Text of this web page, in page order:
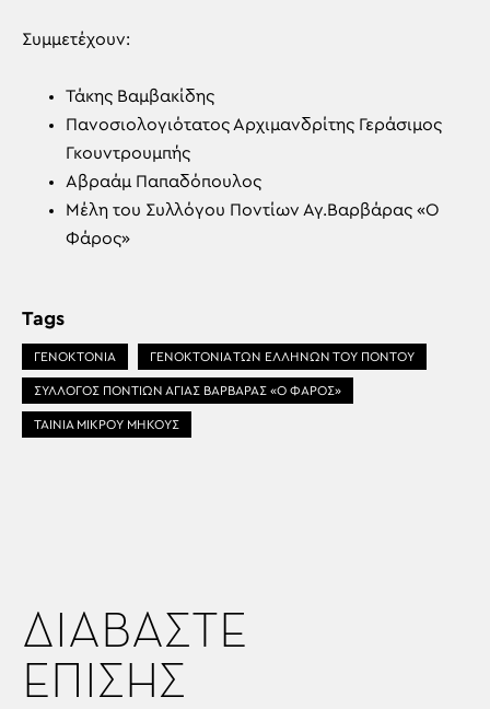
Συμμετέχουν:
Τάκης Βαμβακίδης
Πανοσιολογιότατος Αρχιμανδρίτης Γεράσιμος
Γκουντρουμπής
Αβραάμ Παπαδόπουλος
Μέλη του Συλλόγου Ποντίων Αγ.Βαρβάρας «Ο
Φάρος»
Tags
ΓΕΝΟΚΤΟΝΙΑ ΓΕΝΟΚΤΟΝΙΑ ΤΩΝ ΕΛΛΗΝΩΝ ΤΟΥ ΠΟΝΤΟΥ
ΣΥΛΛΟΓΟΣ ΠΟΝΤΙΩΝ ΑΓΙΑΣ ΒΑΡΒΑΡΑΣ «Ο ΦΑΡΟΣ»
ΤΑΙΝΙΑ ΜΙΚΡΟΥ ΜΗΚΟΥΣ
ΔΙΑΒΑΣΤΕ
ΕΠΙΣΗΣ